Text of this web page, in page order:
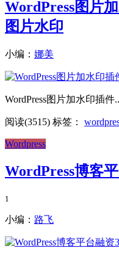
WordPress图片
图片水印
小编： 娜美
WordPress图片加水印插件
阅读(3515) 标签：
Wordpress
WordPress博客
1
小编： 路飞